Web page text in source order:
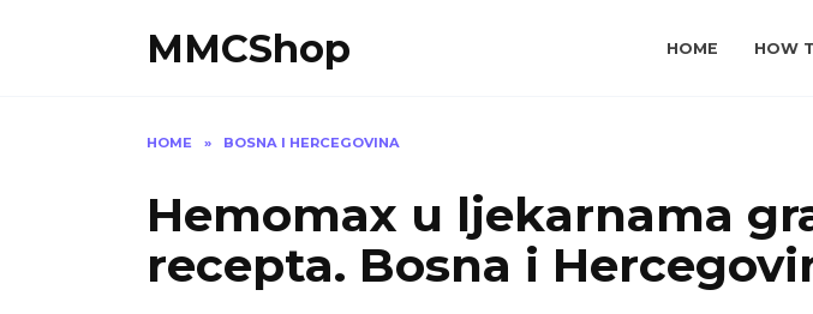
MMCShop HOME HOW
HOME » BOSNA I HERCEGOVINA
Hemomax u ljekarnama
recepta. Bosna i